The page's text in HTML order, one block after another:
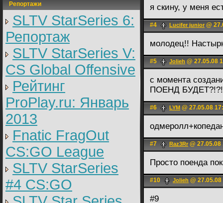
Репортажи
SLTV StarSeries 6:
Репортаж
SLTV StarSeries V:
CS Global Offensive
Рейтинг
ProPlay.ru: Январь
2013
Fnatic FragOut
CS:GO League
SLTV StarSeries
#4 CS:GO
я скину, у меня
#4 Lucifer junior @
молодец!!
#5 Jolieh @ 27.05.08
с момента
ПОЕНД
#6 LYM @ 27.05.08
#7 Raz3Rr @ 27.05.08
Просто поенда
#10 Jolieh @
#9